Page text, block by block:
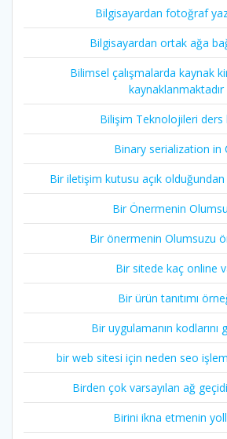
Bilgisayardan fotoğraf
Bilgisayardan ortak ağa
Bilimsel çalışmalarda kaynak
kaynaklanmaktadır
Bilişim Teknolojileri ders
Binary serialization in
Bir iletişim kutusu açık
Bir Önermenin
Bir önermenin Olumsuzu
Bir sitede kaç online
Bir ürün tanıtımı
Bir uygulamanın kodlarını
bir web sitesi için neden seo işlemi
Birden çok varsayılan ağ
Birini ikna etmenin